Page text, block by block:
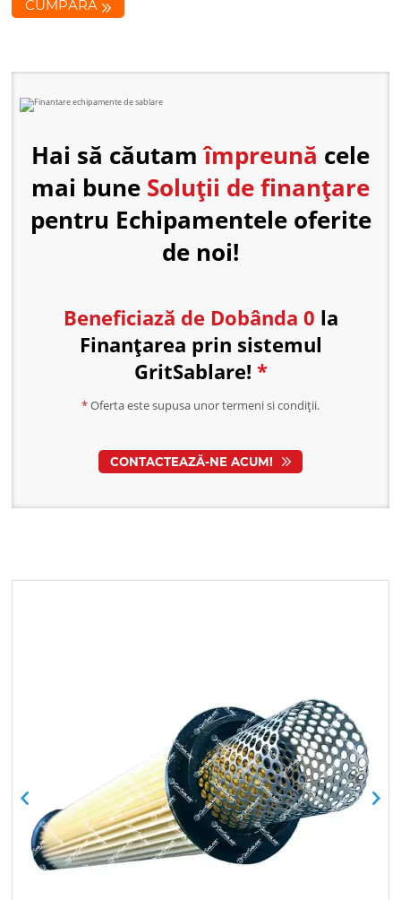
CUMPĂRĂ
Hai să căutamîmpreună cele
mai bune Soluții de finanțare
pentru Echipamentele oferite
de noi!
Beneficiază de Dobânda 0 la
Finanțarea prin sistemul
GritSablare! *
*Oferta este supusa unor termeni si condiții.
CONTACTEAZĂ-NE ACUM!